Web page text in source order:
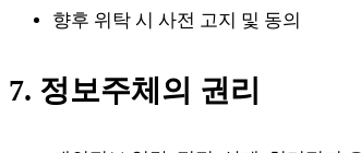
향후 위탁 시 사전 고지 및 동의
7. 정보주체의 권리